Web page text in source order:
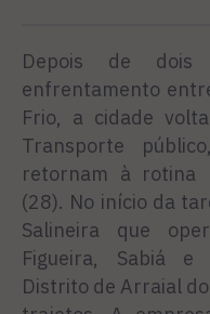
Depois de dois
enfrentamento
Frio, a cidade
Transporte
retornam à rotina
(28). No início da
Salineira que
Figueira, Sabiá e
Distrito de Arraial